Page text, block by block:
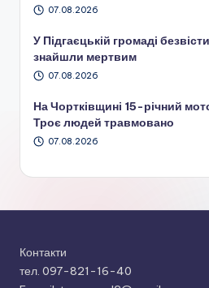
07.08.2026
У Підгаєцькій громаді
знайшли мертвим
07.08.2026
На Чортківщині 15-річний
Троє людей травмовано
07.08.2026
Контакти
тел. 097-821-16-40